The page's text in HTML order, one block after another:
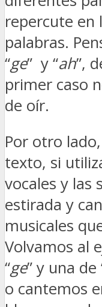
repercute en
palabras.
“ge” y “ah”,
primer caso
de oír.
Por otro
texto, si
vocales y las
estirada y
musicales
Volvamos al
“ge” y una de
o cantemos